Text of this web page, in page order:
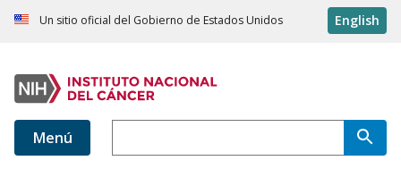
Un sitio oficial del Gobierno de Estados Unidos English
Menú